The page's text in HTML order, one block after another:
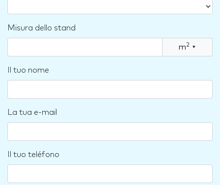
Misura dello stand
m2 ▾
Il tuo nome
La tua e-mail
Il tuo teléfono